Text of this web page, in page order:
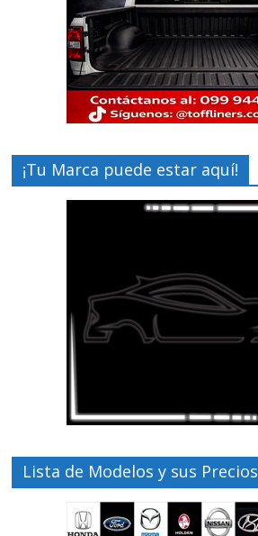
¡Tu Marca puede estar aquí!
Lista de Modelos y sus Precios